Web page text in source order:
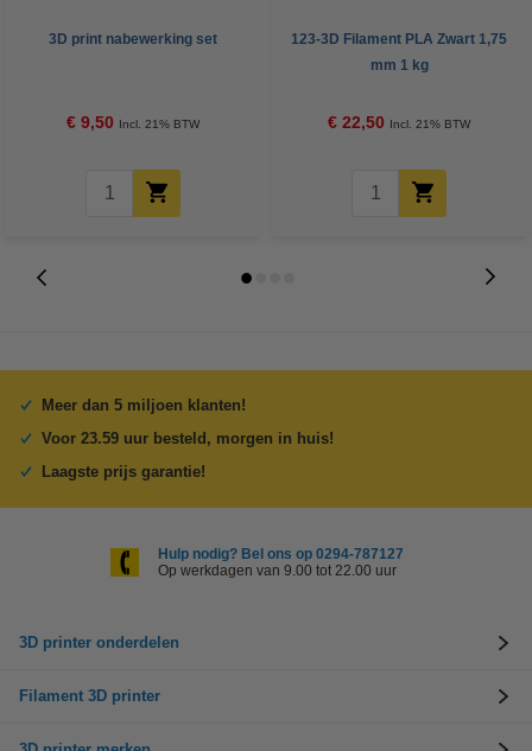
3D print nabewerking set
€ 9,50 Incl. 21% BTW
123-3D Filament PLA Zwart 1,75
mm 1 kg
€ 22,50 Incl. 21% BTW
Meer dan 5 miljoen klanten!
Voor 23.59 uur besteld, morgen in huis!
Laagste prijs garantie!
Hulp nodig? Bel ons op 0294-787127
Op werkdagen van 9.00 tot 22.00 uur
3D printer onderdelen
Filament 3D printer